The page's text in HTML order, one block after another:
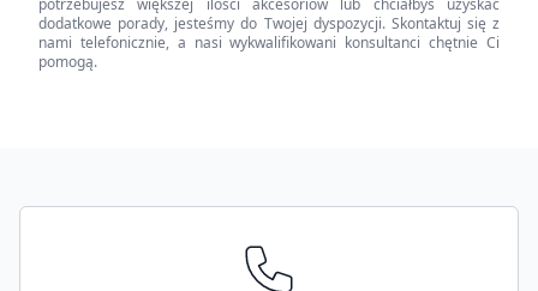
szuflady
wewnętrznej,
lewe/prawe
dodatkowe porady, jesteśmy do Twojej dyspozycji. Skontaktuj się z
nami telefonicznie, a nasi wykwalifikowani konsultanci chętnie Ci
pomogą.